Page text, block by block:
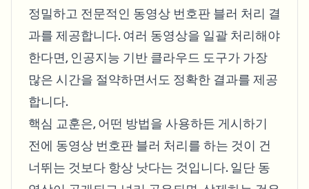
정밀하고 전문적인 동영상 번호판 블러 처리 결
과를 제공합니다. 여러 동영상을 일괄 처리해야
한다면, 인공지능 기반 클라우드 도구가 가장
많은 시간을 절약하면서도 정확한 결과를 제공
합니다.
핵심 교훈은, 어떤 방법을 사용하든 게시하기
전에 동영상 번호판 블러 처리를 하는 것이 건
너뛰는 것보다 항상 낫다는 것입니다. 일단 동